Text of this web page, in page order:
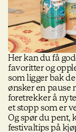
Her kan du få
favoritter og
som ligger bak
ønsker en pause
foretrekker å
et stopp som er
Og spør du pent,
festivaltips på